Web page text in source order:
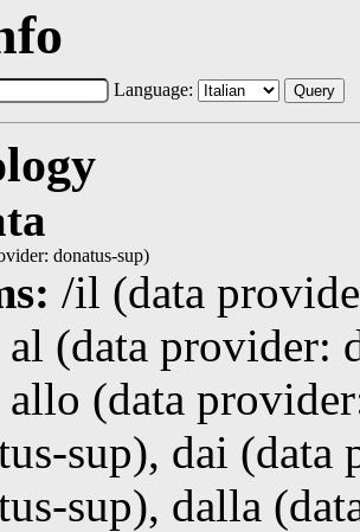
Language: Query
donatus-sup)
/il (data
al (data provider:
allo (data
sup), dai
sup), dalla